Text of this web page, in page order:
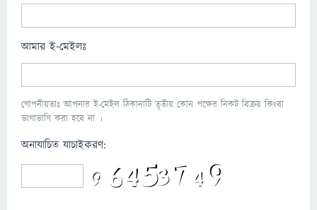
আমার ই-মেইলঃ
গোপনীয়তাঃ আপনার ই-মেইল ঠিকানাটি তৃতীয় কোন পক্ষের নিকট বিক্রয় কিংবা
ভাগাভাগি করা হবে না ।
অনাযাচিত যাচাইকরণ: